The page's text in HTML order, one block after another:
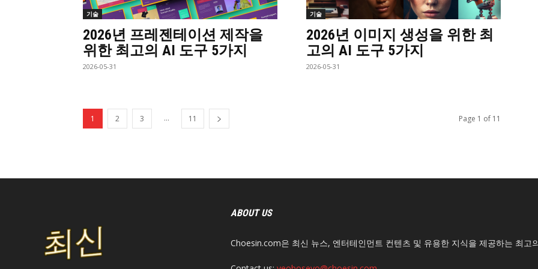
기술
2026년 프레젠테이션 제작을
위한 최고의 AI 도구 5가지
2026-05-31
기술
2026년 이미지 생성을 위한 최
고의 AI 도구 5가지
2026-05-31
1 2 3 ... 11 Page 1 of 11
ABOUT US
Choesin.com은 최신 뉴스, 엔터테인먼트 컨텐츠 및 유용한 지식을 제공하는 최고